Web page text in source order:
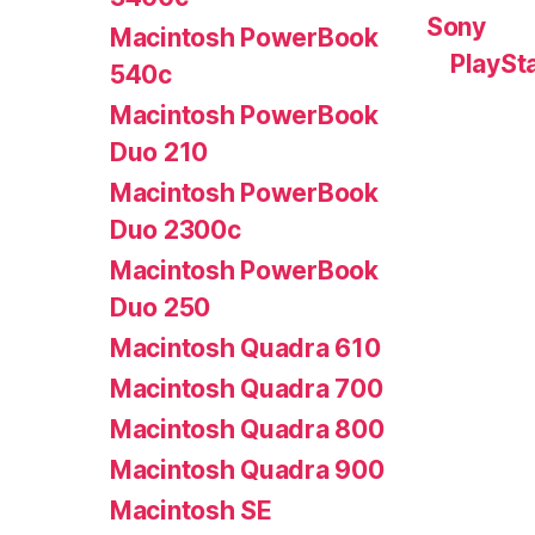
Macintosh PowerBook
540c
Macintosh PowerBook
Duo 210
Macintosh PowerBook
Duo 2300c
Macintosh PowerBook
Duo 250
Macintosh Quadra 610
Macintosh Quadra 700
Macintosh Quadra 800
Macintosh Quadra 900
Macintosh SE
Sony